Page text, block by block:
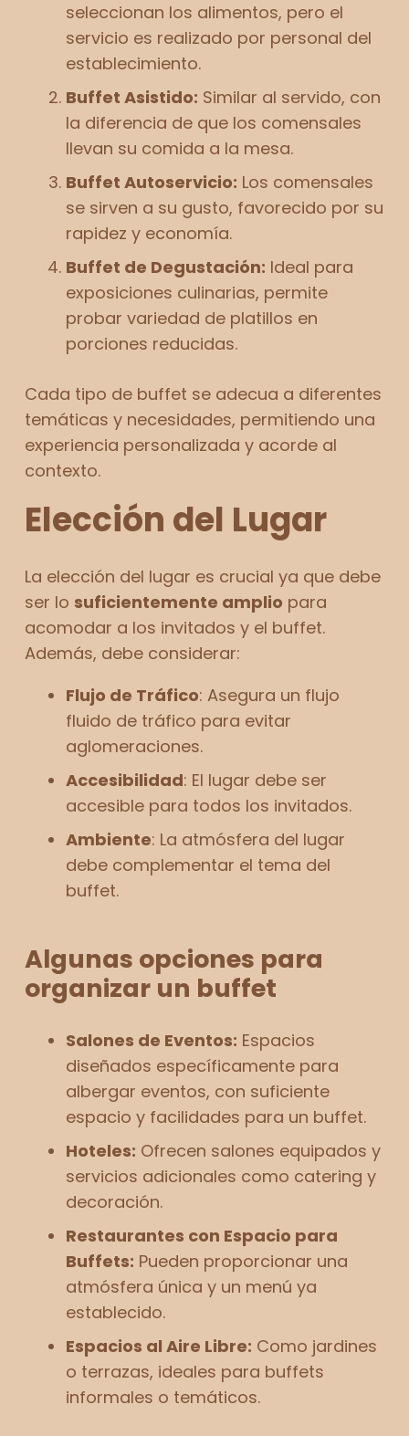
seleccionan los alimentos, pero el
servicio es realizado por personal del
establecimiento.
Buffet Asistido: Similar al servido, con
la diferencia de que los comensales
llevan su comida a la mesa.
Buffet Autoservicio: Los comensales
se sirven a su gusto, favorecido por su
rapidez y economía.
Buffet de Degustación: Ideal para
exposiciones culinarias, permite
probar variedad de platillos en
porciones reducidas.
Cada tipo de buffet se adecua a diferentes
temáticas y necesidades, permitiendo una
experiencia personalizada y acorde al
contexto​.
Elección del Lugar
La elección del lugar es crucial ya que debe
ser lo suficientemente amplio para
acomodar a los invitados y el buffet.
Además, debe considerar:
Flujo de Tráfico: Asegura un flujo
fluido de tráfico para evitar
aglomeraciones.
Accesibilidad: El lugar debe ser
accesible para todos los invitados.
Ambiente: La atmósfera del lugar
debe complementar el tema del
buffet.
Algunas opciones para
organizar un buffet
Salones de Eventos: Espacios
diseñados específicamente para
albergar eventos, con suficiente
espacio y facilidades para un buffet.
Hoteles: Ofrecen salones equipados y
servicios adicionales como catering y
decoración.
Restaurantes con Espacio para
Buffets: Pueden proporcionar una
atmósfera única y un menú ya
establecido.
Espacios al Aire Libre: Como jardines
o terrazas, ideales para buffets
informales o temáticos.